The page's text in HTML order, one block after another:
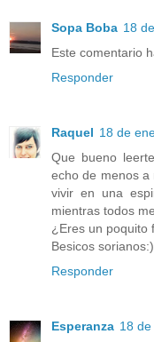
Sopa Boba 18
Este comentario
Responder
Raquel 18 de
Que bueno
echo de menos a
vivir en una
mientras todos
¿Eres un poquito
Besicos sorianos:)
Responder
Esperanza 18